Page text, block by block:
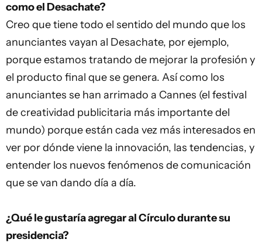
como el Desachate?
Creo que tiene todo el sentido del mundo que los
anunciantes vayan al Desachate, por ejemplo,
porque estamos tratando de mejorar la profesión y
el producto final que se genera. Así como los
anunciantes se han arrimado a Cannes (el festival
de creatividad publicitaria más importante del
mundo) porque están cada vez más interesados en
ver por dónde viene la innovación, las tendencias, y
entender los nuevos fenómenos de comunicación
que se van dando día a día.
¿Qué le gustaría agregar al Círculo durante su
presidencia?